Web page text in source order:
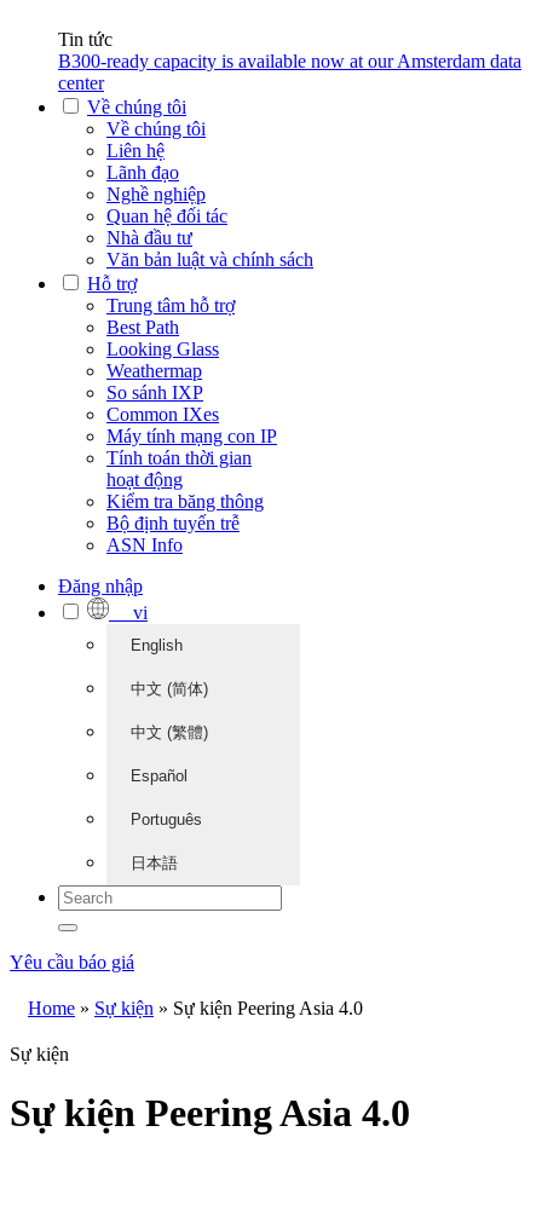
Tin tức
B300-ready capacity is available now at our Amsterdam data
center
Về chúng tôi
Về chúng tôi
Liên hệ
Lãnh đạo
Nghề nghiệp
Quan hệ đối tác
Nhà đầu tư
Văn bản luật và chính sách
Hỗ trợ
Trung tâm hỗ trợ
Best Path
Looking Glass
Weathermap
So sánh IXP
Common IXes
Máy tính mạng con IP
Tính toán thời gian
hoạt động
Kiểm tra băng thông
Bộ định tuyến trễ
ASN Info
Đăng nhập
vi
English
中文 (简体)
中文 (繁體)
Español
Português
日本語
Yêu cầu báo giá
Home » Sự kiện » Sự kiện Peering Asia 4.0
Sự kiện
Sự kiện Peering Asia 4.0